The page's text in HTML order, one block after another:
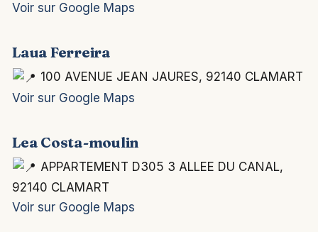
Voir sur Google Maps
Laua Ferreira
100 AVENUE JEAN JAURES, 92140 CLAMART
Voir sur Google Maps
Lea Costa-moulin
APPARTEMENT D305 3 ALLEE DU CANAL,
92140 CLAMART
Voir sur Google Maps